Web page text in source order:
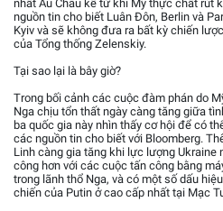
nhất Âu Châu kể từ khi Mỹ thực chất rút
nguồn tin cho biết Luân Đôn, Berlin và
Kyiv và sẽ không đưa ra bất kỳ chiến
của Tổng thống Zelenskiy.
Tại sao lại là bây giờ?
Trong bối cảnh các cuộc đàm phán do
Nga chịu tổn thất ngày càng tăng giữa
ba quốc gia này nhìn thấy cơ hội để có
các nguồn tin cho biết với Bloomberg.
Linh càng gia tăng khi lực lượng
công hơn với các cuộc tấn công bằng
trong lãnh thổ Nga, và có một số dấu
chiến của Putin ở cao cấp nhất tại Mạc